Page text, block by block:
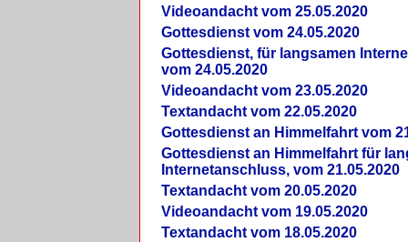
Videoandacht vom 25.05.2020
Gottesdienst vom 24.05.2020
Gottesdienst, für langsamen
vom 24.05.2020
Videoandacht vom 23.05.2020
Textandacht vom 22.05.2020
Gottesdienst an Himmelfahrt vom
Gottesdienst an Himmelfahrt für
Internetanschluss, vom 21.05.2020
Textandacht vom 20.05.2020
Videoandacht vom 19.05.2020
Textandacht vom 18.05.2020